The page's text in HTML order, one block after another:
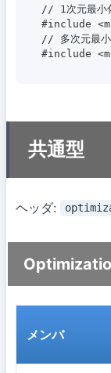
// 1次元最小
#include
// 多次元最小
#include
共通型
ヘッダ:
メンバ